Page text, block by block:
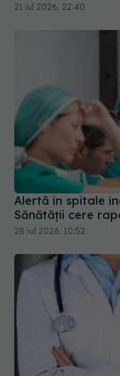
21 iul 2026, 22:40
Alertă în spitale
Sănătății cere
28 iul 2026, 10:52